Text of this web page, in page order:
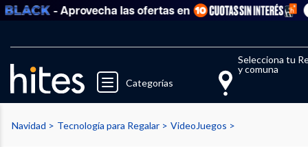
- Aprovecha las ofertas en Ver
Categorías
Selecciona tu
y comuna
Llegaste al límite de productos
Navidad Tecnología para Regalar VideoJuegos